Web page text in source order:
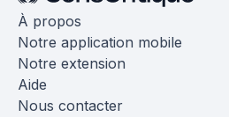
À propos
Notre application mobile
Notre extension
Aide
Nous contacter